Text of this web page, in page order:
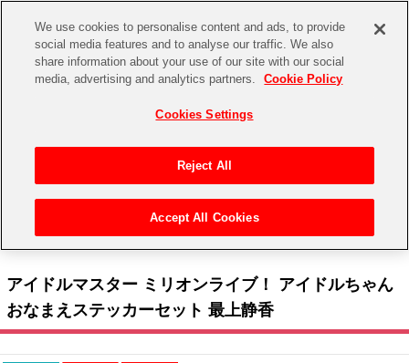
CHANNEL STORE EVENT
ゲーム 電子書籍
アイドルマスターシリーズ
アイドルマスター
アイドルマスター SideM
アイドルマスター シャイニーカラーズ
イベントグッズ
トイ・ホビー
アイドルマスター シリーズ>アイドルマスター ミリオンライブ！
アイドルマスター ミリオンライブ！ アイドルちゃん
おなまえステッカーセット 最上静香
We use cookies to personalise content and ads, to provide
social media features and to analyse our traffic. We also
share information about your use of our site with our social
media, advertising and analytics partners.
Cookie Policy
Cookies Settings
Reject All
Accept All Cookies